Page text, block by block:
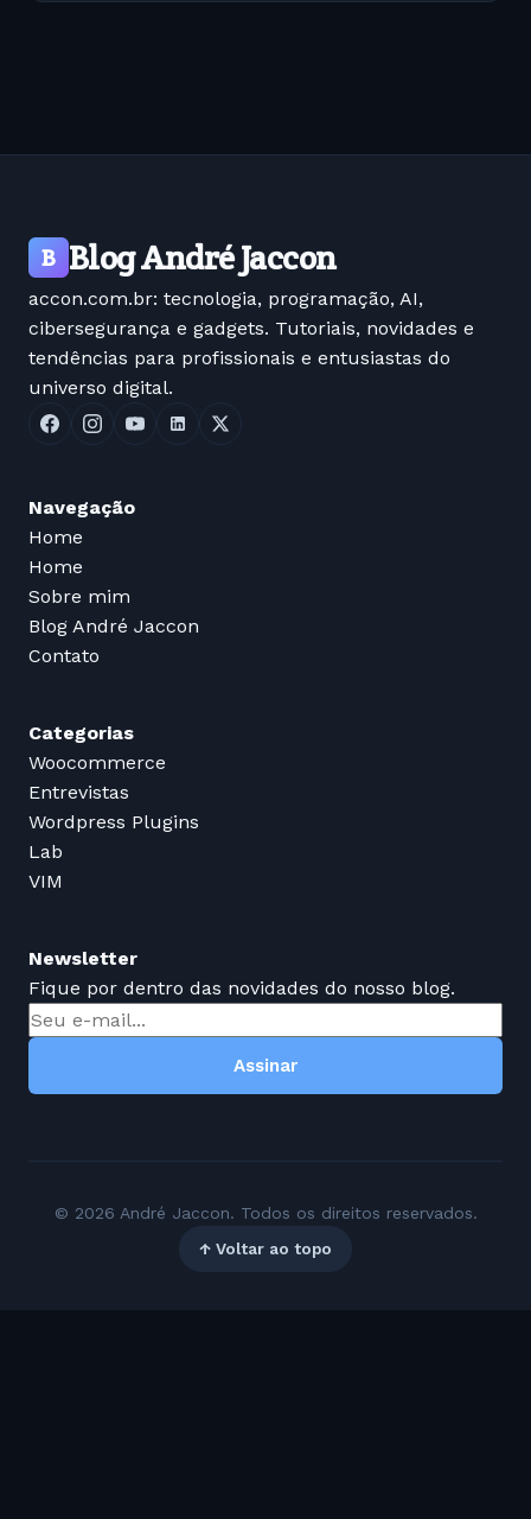
B Blog André Jaccon
accon.com.br: tecnologia, programação, AI,
cibersegurança e gadgets. Tutoriais, novidades e
tendências para profissionais e entusiastas do
universo digital.
Navegação
Home
Home
Sobre mim
Blog André Jaccon
Contato
Categorias
Woocommerce
Entrevistas
Wordpress Plugins
Lab
VIM
Newsletter
Fique por dentro das novidades do nosso blog.
Assinar
© 2026 André Jaccon. Todos os direitos reservados.
↑ Voltar ao topo